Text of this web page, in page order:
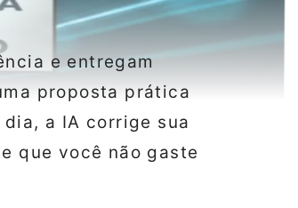
e entregam
proposta prática
a IA corrige sua
que você não gaste